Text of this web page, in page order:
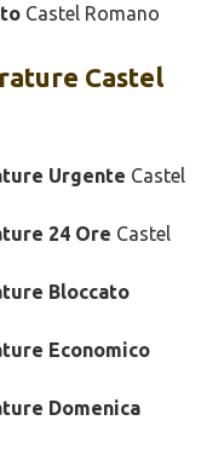
Castel Romano
Castel
Urgente Castel
24 Ore Castel
Bloccato
Economico
Domenica